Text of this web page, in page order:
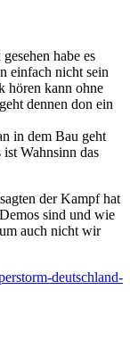
habe es
einfach nicht sein
hören kann ohne
dennen don ein
in dem Bau geht
ist Wahnsinn das
der Kampf hat
sind und wie
auch nicht wir
deutschland-